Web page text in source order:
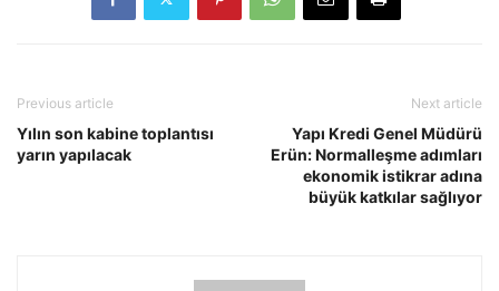
Previous article
Yılın son kabine toplantısı
yarın yapılacak
Next article
Yapı Kredi Genel Müdürü
Erün: Normalleşme adımları
ekonomik istikrar adına
büyük katkılar sağlıyor